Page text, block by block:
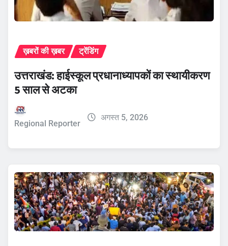
ख़बरों की ख़बर ट्रेंडिंग
उत्तराखंड: हाईस्कूल प्रधानाध्यापकों का स्थायीकरण
5 साल से अटका
Regional Reporter
अगस्त 5, 2026